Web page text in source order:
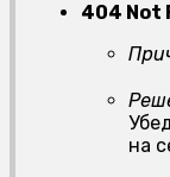
404 Not
на